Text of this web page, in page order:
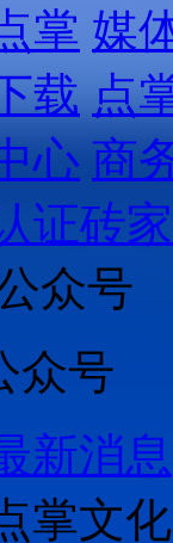
掌 媒
载 点
心 商
证砖家
众号
新消息
掌文